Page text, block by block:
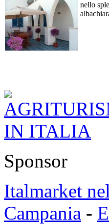
nello
Sponsor
Italmarket
Campania -